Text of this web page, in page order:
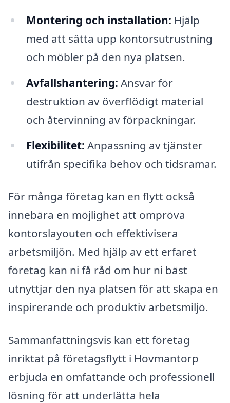
Montering och installation: Hjälp
med att sätta upp kontorsutrustning
och möbler på den nya platsen.
Avfallshantering: Ansvar för
destruktion av överflödigt material
och återvinning av förpackningar.
Flexibilitet: Anpassning av tjänster
utifrån specifika behov och tidsramar.
För många företag kan en flytt också
innebära en möjlighet att ompröva
kontorslayouten och effektivisera
arbetsmiljön. Med hjälp av ett erfaret
företag kan ni få råd om hur ni bäst
utnyttjar den nya platsen för att skapa en
inspirerande och produktiv arbetsmiljö.
Sammanfattningsvis kan ett företag
inriktat på företagsflytt i Hovmantorp
erbjuda en omfattande och professionell
lösning för att underlätta hela